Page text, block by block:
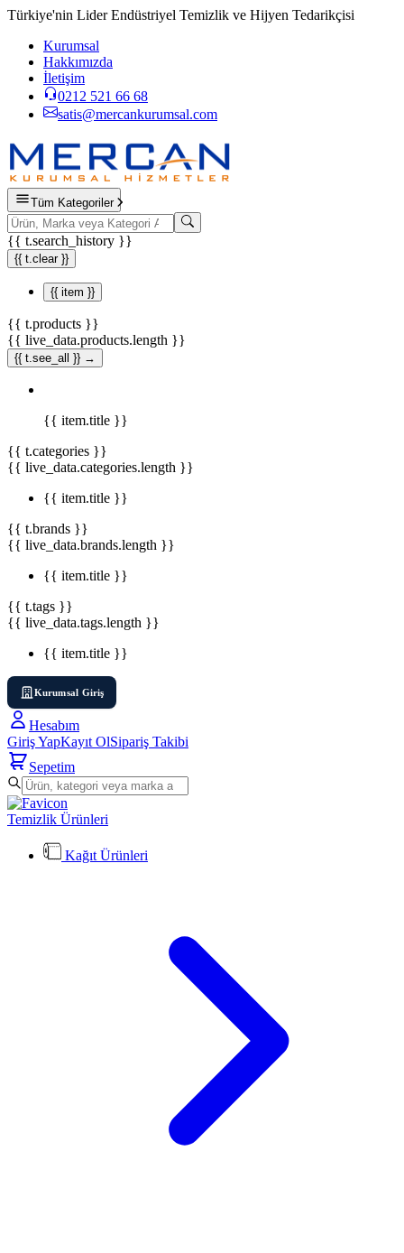
Türkiye'nin Lider Endüstriyel Temizlik ve Hijyen Tedarikçisi
Kurumsal
Hakkımızda
İletişim
0212 521 66 68
satis@mercankurumsal.com
Tüm Kategoriler
{{ t.search_history }}
{{ t.clear }}
{{ item }}
{{ t.products }}
{{ live_data.products.length }}
{{ t.see_all }} →
{{ item.title }}
{{ t.categories }}
{{ live_data.categories.length }}
{{ item.title }}
{{ t.brands }}
{{ live_data.brands.length }}
{{ item.title }}
{{ t.tags }}
{{ live_data.tags.length }}
{{ item.title }}
Kurumsal Giriş
Hesabım
Giriş YapKayıt OlSipariş Takibi
Sepetim
Temizlik Ürünleri
Kağıt Ürünleri